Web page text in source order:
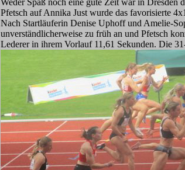
Weder Spaß noch eine gute Zeit war in Dresden
Pfetsch auf Annika Just wurde das favorisierte
Nach Startläuferin Denise Uphoff und Amelie-
unverständlicherweise zu früh an und Pfetsch
Lederer in ihrem Vorlauf 11,61 Sekunden. Die